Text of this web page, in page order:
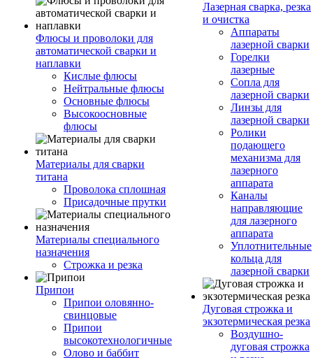
Флюсы и проволоки для
автоматической сварки и
наплавки
Кислые флюсы
Нейтральные флюсы
Основные флюсы
Высокоосновные
флюсы
Материалы для сварки
титана
Проволока сплошная
Присадочные прутки
Материалы специального
назначения
Строжка и резка
Припои
Припои оловянно-
свинцовые
Припои
высокотехнологичные
Олово и баббит
Лазерная сварка, резка
и очистка
Аппараты
лазерной сварки
Горелки
лазерные
Сопла для
лазерной сварки
Линзы для
лазерной сварки
Ролики
подающего
механизма для
лазерного
аппарата
Каналы
направляющие
для лазерного
аппарата
Уплотнительные
кольца для
лазерной сварки
Дуговая строжка и
экзотермическая резка
Воздушно-
дуговая строжка